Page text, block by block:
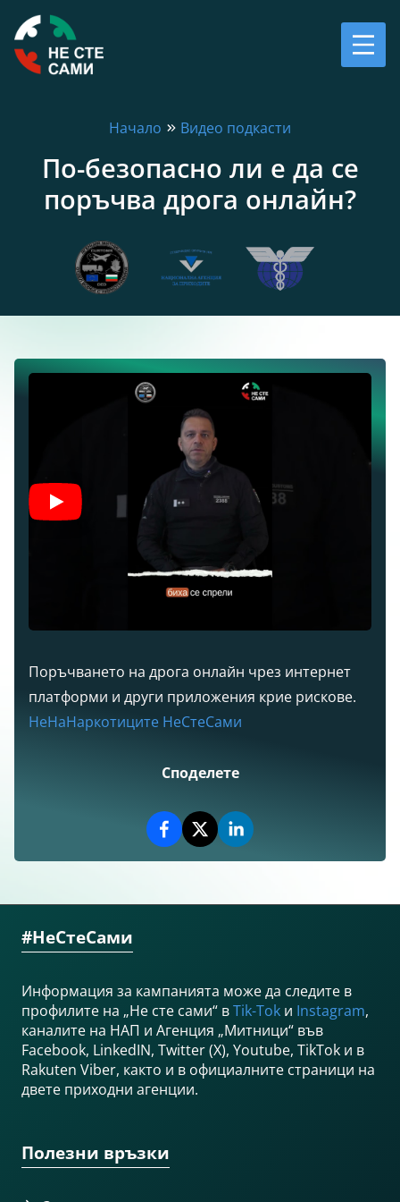
Начало Видео подкасти
По-безопасно ли е да се
поръчва дрога онлайн?
Поръчването на дрога онлайн чрез интернет
платформи и други приложения крие рискове.
НеНаНаркотиците НеСтеСами
Споделете
#НеСтеСами
Информация за кампанията може да следите в
профилите на „Не сте сами“ вTik-Tok и Instagram,
каналите на НАП и Агенция „Митници“ във
Facebook, LinkedIN, Twitter (X), Youtube, TikTok и в
Rakuten Viber, както и в официалните страници на
двете приходни агенции.
Полезни връзки